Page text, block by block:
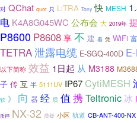
对 QChat quot 只 LiTRA Tony 快 MESH
电 K4A8G045WC 公布会 大 2019年
P8600 P8608享不 建 着 凭 WiFi 富
TETRA泄露电缆 E-SGQ-400D
以下简称 效益 1日起 从 M3188
子 传 互 半 5111UV IP67 CytiMESH
软 》 向 器 经 后 值 携Teltronic 冰
质押 NX-32 质疑 小区 轨道 CB-ANT-400-NX